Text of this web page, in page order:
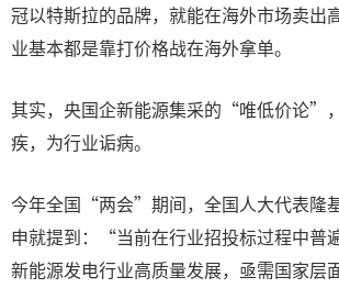
冠以特斯拉的品牌，就能在海外市场卖出
业基本都是靠打价格战在海外拿单。
其实，央国企新能源集采的“唯低价论”
疾，为行业诟病。
今年全国“两会”期间，全国人大代表隆
申就提到：“当前在行业招投标过程中普
新能源发电行业高质量发展，亟需国家层